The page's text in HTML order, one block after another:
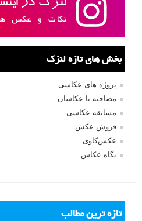
بخش های تازه لنزک
پروژه های عکاسی
مصاحبه با عکاسان
مسابقه عکاسی
فروش عکس
عکس‌کاوی
نگاه عکاس
تازه ترین مطالب